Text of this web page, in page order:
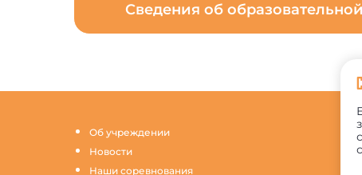
Сведения об
Об учреждении
Новости
Наши соревнования